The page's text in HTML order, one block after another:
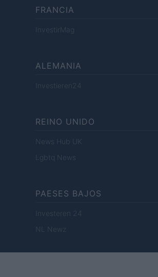
FRANCIA
InvestirMag
ALEMANIA
Investieren24
REINO UNIDO
News Hub UK
Lgbtq News
PAESES BAJOS
Investeren 24
NL Newz